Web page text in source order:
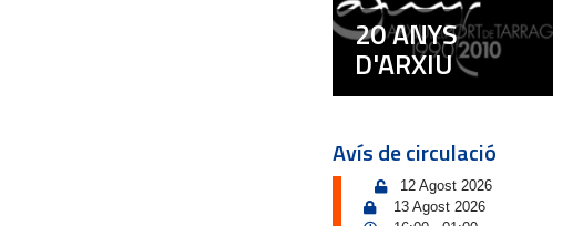
20 ANYS
D'ARXIU
Avís de circulació
12 Agost 2026
13 Agost 2026